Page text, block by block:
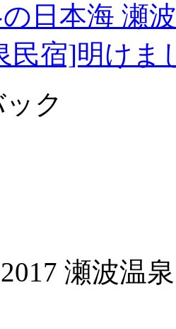
日本海 瀬
民宿]明けま
ク
瀬波温